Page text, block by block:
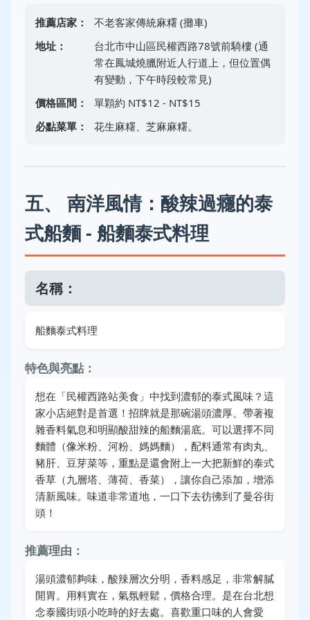
推薦店家：
不老客家傳統麻糬 (攤車)
地址：
台北市中山區民權西路78號前騎樓 (通
常在鳳城燒臘附近人行道上，但位置偶
有變動，下午時段較常見)
價格區間：
單顆約 NT$12 - NT$15
必點菜單：
花生麻糬、芝麻麻糬。
五、 南洋風情：酸辣過癮的泰
式船麵 - 船麵泰式料理
名稱：
船麵泰式料理
特色與亮點：
想在「民權西路站美食」中找到濃郁的泰式風味？這
家小店絕對是首選！招牌就是那碗湯頭濃厚、帶著複
雜香料氣息和明顯酸甜辣的船麵湯底。可以選擇不同
麵體（像米粉、河粉、媽媽麵），配料通常有肉丸、
豬肝、豆芽菜等，重點是還會附上一大把新鮮的泰式
香草（九層塔、薄荷、香菜），讓你自己添加，增添
清新風味。味道非常道地，一口下去彷彿到了曼谷街
頭！
推薦理由：
湯頭濃郁夠味，酸辣層次分明，香料感足，非常解膩
開胃。用料實在，氣氛輕鬆，價格合理。是在台北想
念泰國街頭小吃時的好去處。喜歡重口味的人會愛